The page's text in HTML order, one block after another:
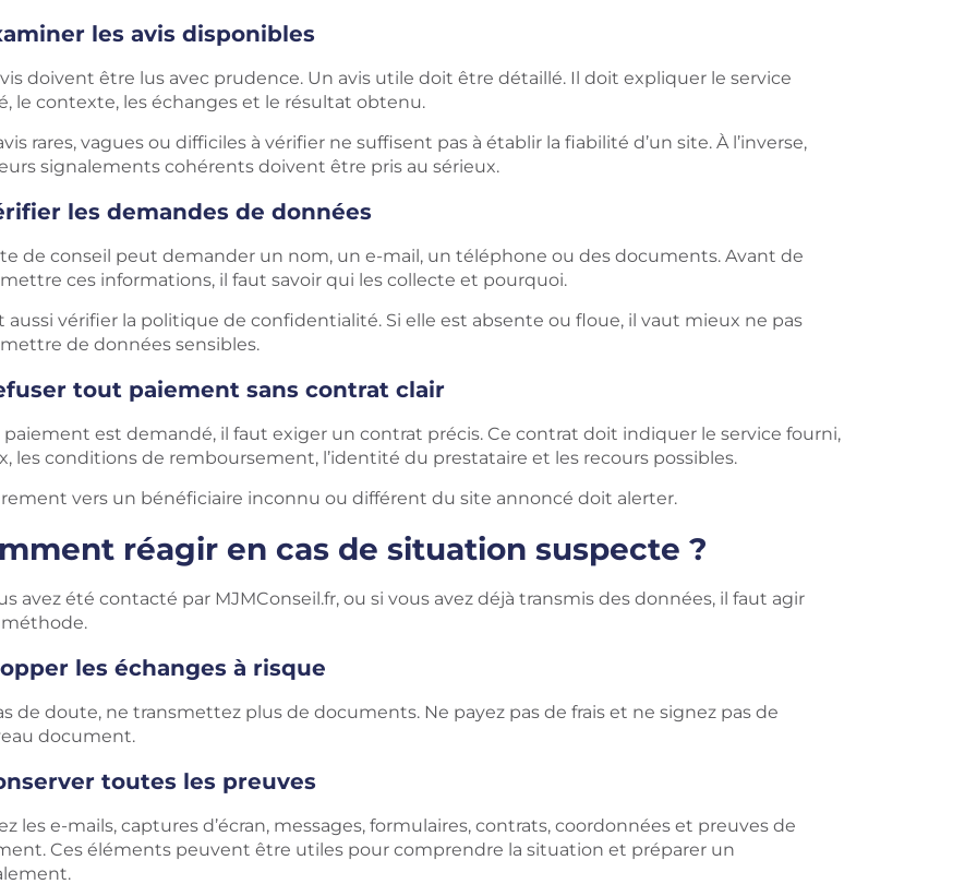
les avis disponibles
doivent être lus avec prudence. Un avis utile doit être détaillé. Il doit expliquer le service
le contexte, les échanges et le résultat obtenu.
rares, vagues ou difficiles à vérifier ne suffisent pas à établir la fiabilité d’un site. À l’inverse,
signalements cohérents doivent être pris au sérieux.
les demandes de données
de conseil peut demander un nom, un e-mail, un téléphone ou des documents. Avant de
ces informations, il faut savoir qui les collecte et pourquoi.
aussi vérifier la politique de confidentialité. Si elle est absente ou floue, il vaut mieux ne pas
de données sensibles.
tout paiement sans contrat clair
paiement est demandé, il faut exiger un contrat précis. Ce contrat doit indiquer le service fourni,
les conditions de remboursement, l’identité du prestataire et les recours possibles.
vers un bénéficiaire inconnu ou différent du site annoncé doit alerter.
réagir en cas de situation suspecte ?
avez été contacté par MJMConseil.fr, ou si vous avez déjà transmis des données, il faut agir
les échanges à risque
de doute, ne transmettez plus de documents. Ne payez pas de frais et ne signez pas de
document.
toutes les preuves
les e-mails, captures d’écran, messages, formulaires, contrats, coordonnées et preuves de
Ces éléments peuvent être utiles pour comprendre la situation et préparer un